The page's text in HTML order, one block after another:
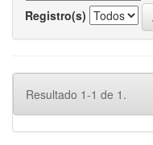
Registro(s)
Resultado 1-1 de 1.